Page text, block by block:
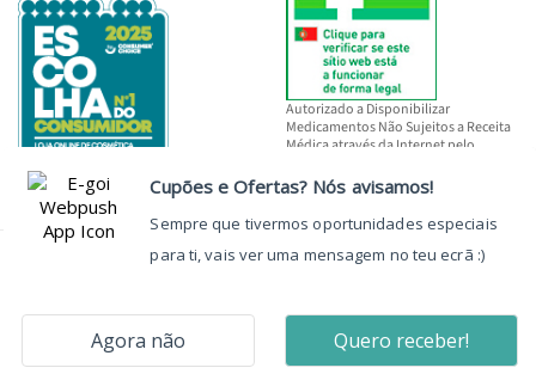
Autorizado a Disponibilizar
Medicamentos Não Sujeitos a Receita
Médica através da Internet pelo